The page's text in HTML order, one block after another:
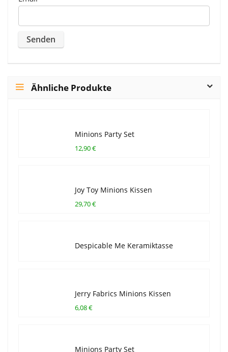
Ähnliche Produkte
Minions Party Set
12,90 €
Joy Toy Minions Kissen
29,70 €
Despicable Me Keramiktasse
Jerry Fabrics Minions Kissen
6,08 €
Minions Party Set